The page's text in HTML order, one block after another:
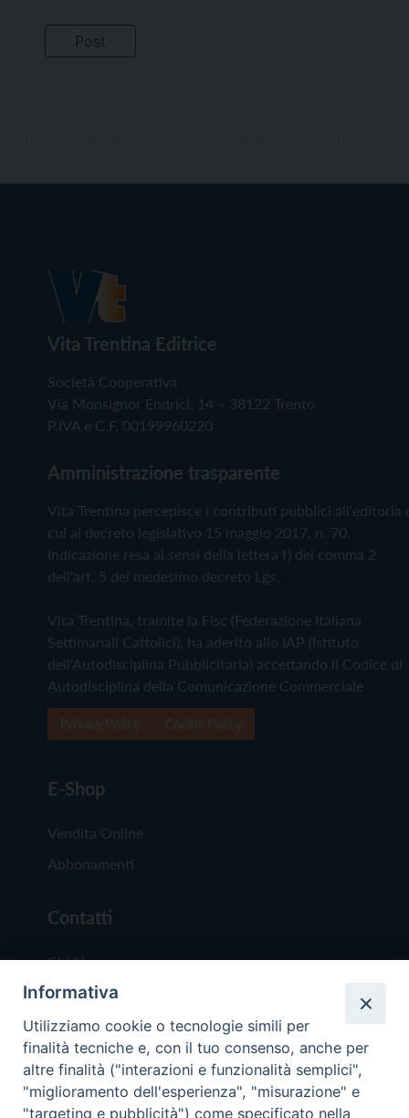
Vita Trentina Editrice
Società Cooperativa
Via Monsignor Endrici, 14 – 38122 Trento
P.IVA e C.F. 00199960220
Amministrazione trasparente
Vita Trentina percepisce i contributi pubblici all'editoria
cui al decreto legislativo 15 maggio 2017, n. 70.
Indicazione resa ai sensi della lettera f) del comma 2
dell'art. 5 del medesimo decreto Lgs.
Vita Trentina, tramite la Fisc (Federazione Italiana
Settimanali Cattolici), ha aderito allo IAP (Istituto
dell'Autodisciplina Pubblicitaria) accettando il Codice di
Autodisciplina della Comunicazione Commerciale
E-Shop
Vendita Online
Abbonamenti
Contatti
Chi Siamo
Redazione
Scrivici
Informativa
Utilizziamo cookie o tecnologie simili per
finalità tecniche e, con il tuo consenso, anche per
altre finalità ("interazioni e funzionalità semplici",
"miglioramento dell'esperienza", "misurazione" e
"targeting e pubblicità") come specificato nella